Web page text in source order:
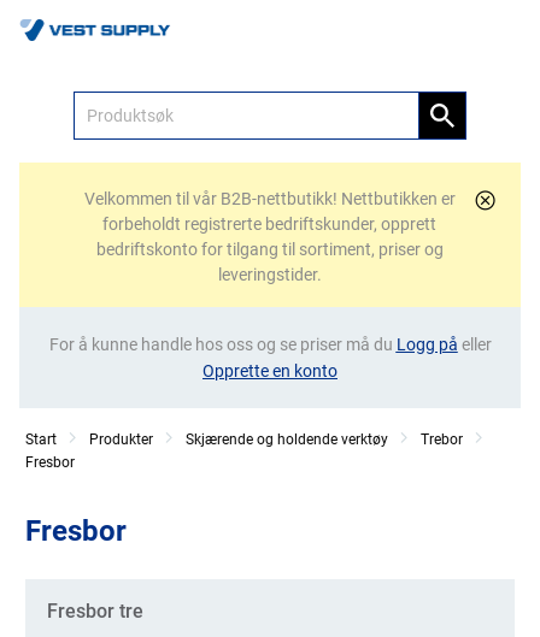
Velkommen til vår B2B-nettbutikk! Nettbutikken er
forbeholdt registrerte bedriftskunder, opprett
bedriftskonto for tilgang til sortiment, priser og
leveringstider.
For å kunne handle hos oss og se priser må du Logg på eller
Opprette en konto
Start Produkter Skjærende og holdende verktøy
Trebor
Fresbor
Fresbor
Kategorier
Fresbor tre